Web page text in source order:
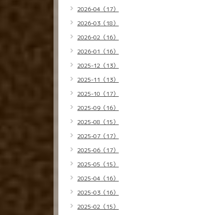
2026-04（17）
2026-03（18）
2026-02（16）
2026-01（16）
2025-12（13）
2025-11（13）
2025-10（17）
2025-09（16）
2025-08（15）
2025-07（17）
2025-06（17）
2025-05（15）
2025-04（16）
2025-03（16）
2025-02（15）